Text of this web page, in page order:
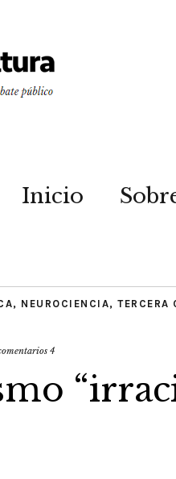
Inicio
, NEUROCIENCIA, TERCERA
4